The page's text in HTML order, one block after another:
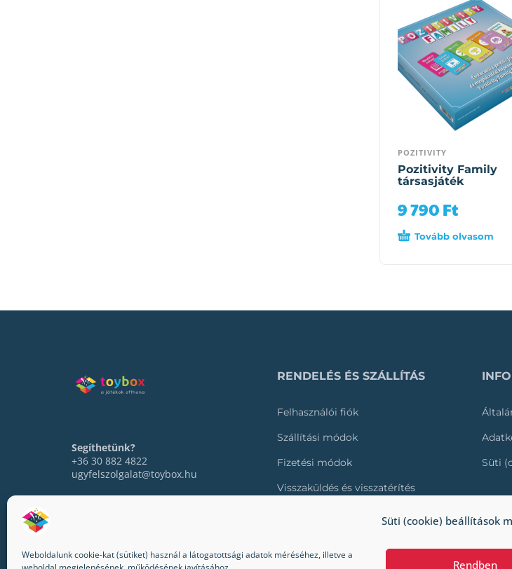
Süti (cookie) beállítások
Weboldalunk cookie-kat (sütiket) használ a látogatottsági adatok méréséhez, illetve a
Rendben
POZITIVITY
Pozitivity Family
társasjáték
9 790Ft
Tovább olvasom
Segíthetünk?
+36 30 882 4822
ugyfelszolgalat@toybox.hu
RENDELÉS ÉS SZÁLLÍTÁS
Felhasználói fiók
Szállítási módok
Fizetési módok
Visszaküldés és visszatérítés
Süti